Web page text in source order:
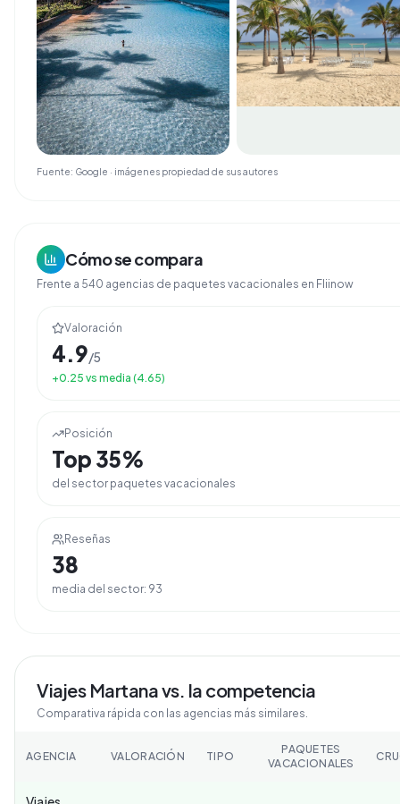
Fuente: Google · imágenes propiedad de sus autores
Cómo se compara
Frente a 540 agencias de paquetes vacacionales en Fliinow
Valoración
4.9/5
+0.25 vs media (4.65)
Posición
Top 35%
del sector paquetes vacacionales
Reseñas
38
media del sector: 93
Viajes Martanavs. la competencia
Comparativa rápida con las agencias más similares.
AGENCIA VALORACIÓN TIPO
PAQUETES
VACACIONALES